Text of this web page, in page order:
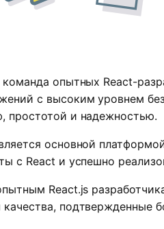
команда опытных React-
с высоким уровнем
простотой и надежностью.
основной
с React и успешно
React.js
качества, подтвержденные